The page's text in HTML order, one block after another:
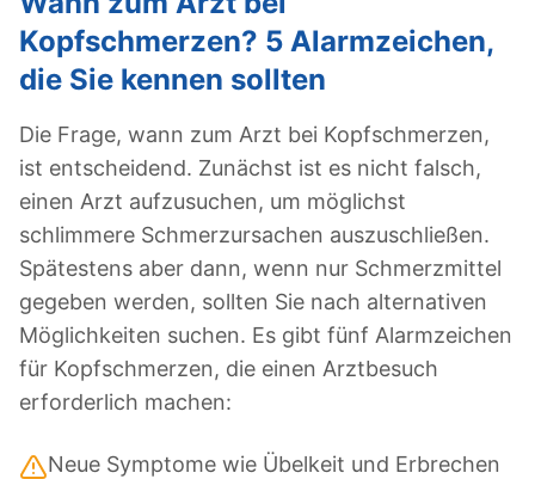
Kopfschmerzen? 5 Alarmzeichen,
die Sie kennen sollten
Die Frage, wann zum Arzt bei Kopfschmerzen,
ist entscheidend. Zunächst ist es nicht falsch,
einen Arzt aufzusuchen, um möglichst
schlimmere Schmerzursachen auszuschließen.
Spätestens aber dann, wenn nur Schmerzmittel
gegeben werden, sollten Sie nach alternativen
Möglichkeiten suchen. Es gibt fünf Alarmzeichen
für Kopfschmerzen, die einen Arztbesuch
erforderlich machen:
Neue Symptome wie Übelkeit und Erbrechen